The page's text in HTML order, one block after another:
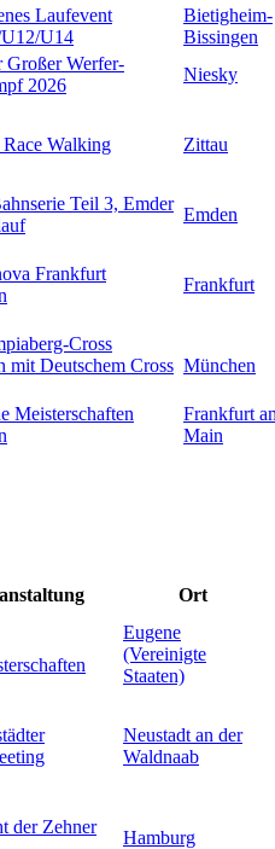
Laufevent
U14
Bietigheim-
Bissingen
Großer Werfer-
2026
Niesky
Walking Zittau
Teil 3, Emder
Emden
Frankfurt
Frankfurt
Cross
mit Deutschem Cross München
Meisterschaften
Frankfurt
Main
Ort
Eugene
(Vereinigte
Staaten)
Neustadt an der
Waldnaab
der Zehner
Hamburg